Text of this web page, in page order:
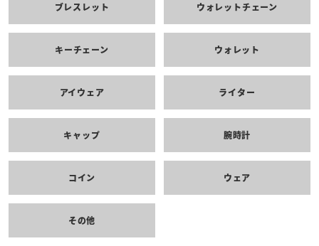
ブレスレット ウォレットチェーン
キーチェーン ウォレット
アイウェア ライター
キャップ 腕時計
コイン ウェア
その他